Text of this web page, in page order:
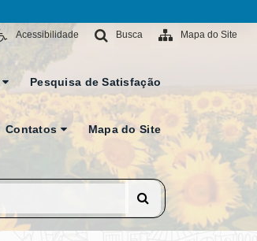
Mapa do Site
Busca
Acessibilidade
Pesquisa de Satisfação
Contatos Mapa do Site